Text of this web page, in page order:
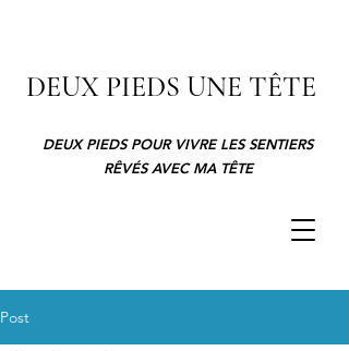
DEUX PIEDS UNE TÊTE
DEUX PIEDS POUR VIVRE LES SENTIERS
RÊVÉS AVEC MA TÊTE
Post